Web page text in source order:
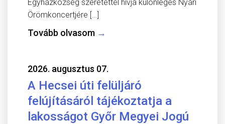
Egyházközség szeretettel hívja különleges Nyári
Örömkoncertjére […]
Tovább olvasom →
2026. augusztus 07.
A Hecsei úti felüljáró
felújításáról tájékoztatja a
lakosságot Győr Megyei Jogú